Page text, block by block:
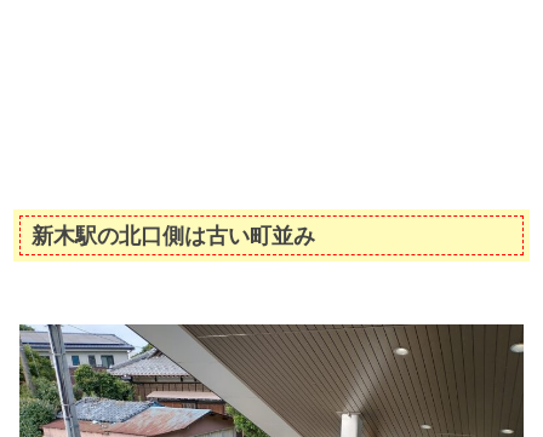
新木駅の北口側は古い町並み